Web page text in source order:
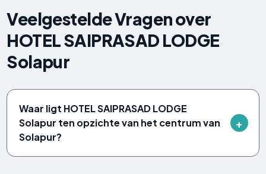
Veelgestelde Vragen over
HOTEL SAIPRASAD LODGE
Solapur
Waar ligt HOTEL SAIPRASAD LODGE
Solapur ten opzichte van het centrum van
Solapur?